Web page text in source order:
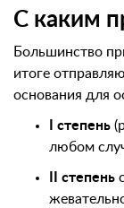
С каким
Большинство
итоге
основания для
I степень
любом
II степень